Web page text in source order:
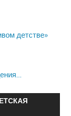
детстве»